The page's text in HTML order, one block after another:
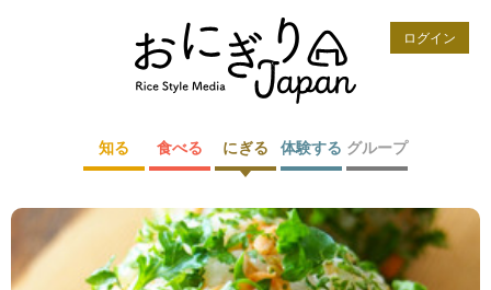
ログイン
知る 食べる にぎる 体験する グループ